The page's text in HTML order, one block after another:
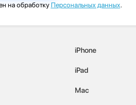
на обработку Персональных данных.
iPhone
iPad
Mac